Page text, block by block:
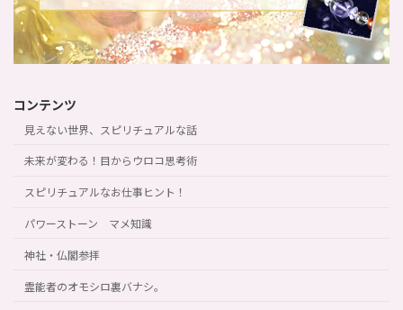
コンテンツ
見えない世界、スピリチュアルな話
未来が変わる！目からウロコ思考術
スピリチュアルなお仕事ヒント！
パワーストーン マメ知識
神社・仏閣参拝
霊能者のオモシロ裏バナシ。